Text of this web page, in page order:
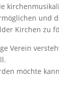
und
Kirchen zu
Verein
möchte